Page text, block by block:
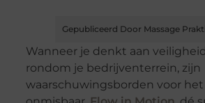
Gepubliceerd Door Massage
Wanneer je denkt aan
rondom je bedrijventerrein, zijn
waarschuwingsborden voor